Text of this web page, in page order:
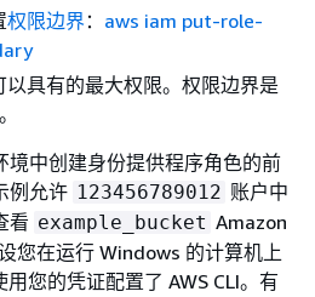
权限边界 ： aws iam put-role-
具有的最大权限。权限边界是
境中创建身份提供程序角色的前
例允许 123456789012 账户中
看 example_bucket Amazon
您在运行 Windows 的计算机上
用您的凭证配置了 AWS CLI。有